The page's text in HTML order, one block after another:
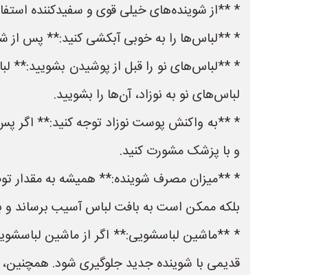
* **از شوینده‌های خیلی قوی و سفیدکننده
* **لباس‌ها را به خوبی آبکشی کنید:** پس از
* **لباس‌های نو را قبل از پوشیدن بشویید:**
لباس‌های نو به نوزاد، آن‌ها را بشویید.
* **به واکنش پوست نوزاد توجه کنید:** اگر پس
و با پزشک مشورت کنید.
* **میزان مصرف شوینده:** همیشه به مقدار
بلکه ممکن است به بافت لباس آسیب برساند
* **ماشین لباسشویی:** اگر از ماشین
قدیمی با شوینده جدید جلوگیری شود.